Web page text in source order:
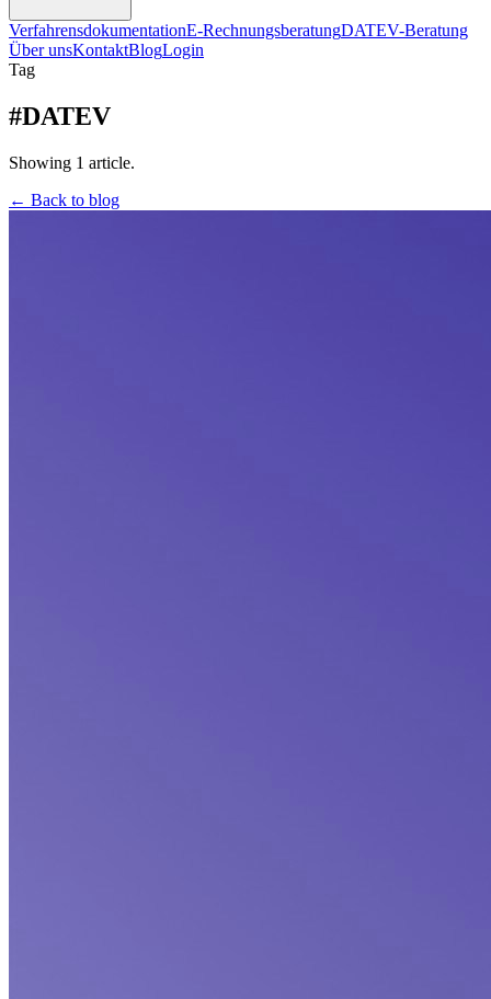
VerfahrensdokumentationE-RechnungsberatungDATEV-Beratung
Über unsKontaktBlogLogin
Tag
#DATEV
Showing 1 article.
← Back to blog